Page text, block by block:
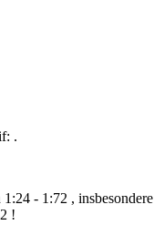
.
- 1:72 , insbesondere
!